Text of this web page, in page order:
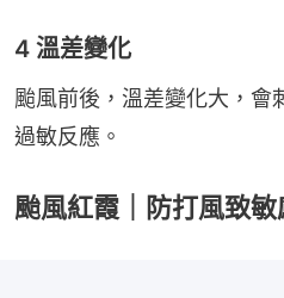
4 溫差變化
颱風前後，溫差變化大，會
過敏反應。
颱風紅霞｜防打風致